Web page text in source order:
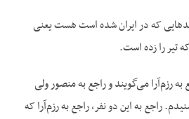
که در ایران شده است هست یعنی
تیر را زده است.
رزم‌آرا می‌گویند و راجع به منصور ولی
راجع به این دو نفر، راجع به رزم‌آرا که